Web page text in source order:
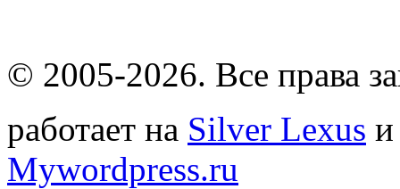
© 2005-2026. Все права
работает на Silver Lexus
Mywordpress.ru